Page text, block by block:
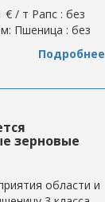
/ т Рапс : без
Пшеница : без
Подробнее
зерновые
области и